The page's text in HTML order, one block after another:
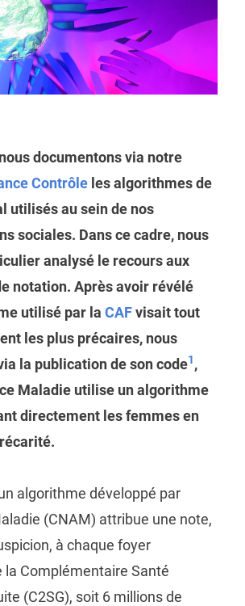
documentons via notre
Contrôleles algorithmes de
utilisés au sein de nos
sociales. Dans ce cadre, nous
analysé le recours aux
notation. Après avoir révélé
utilisé par la CAFvisait tout
les plus précaires, nous
la publication de son code1,
Maladie utilise un algorithme
directement les femmes en
algorithme développé par
(CNAM) attribue une note,
à chaque foyer
la Complémentaire Santé
(C2SG), soit 6 millions de